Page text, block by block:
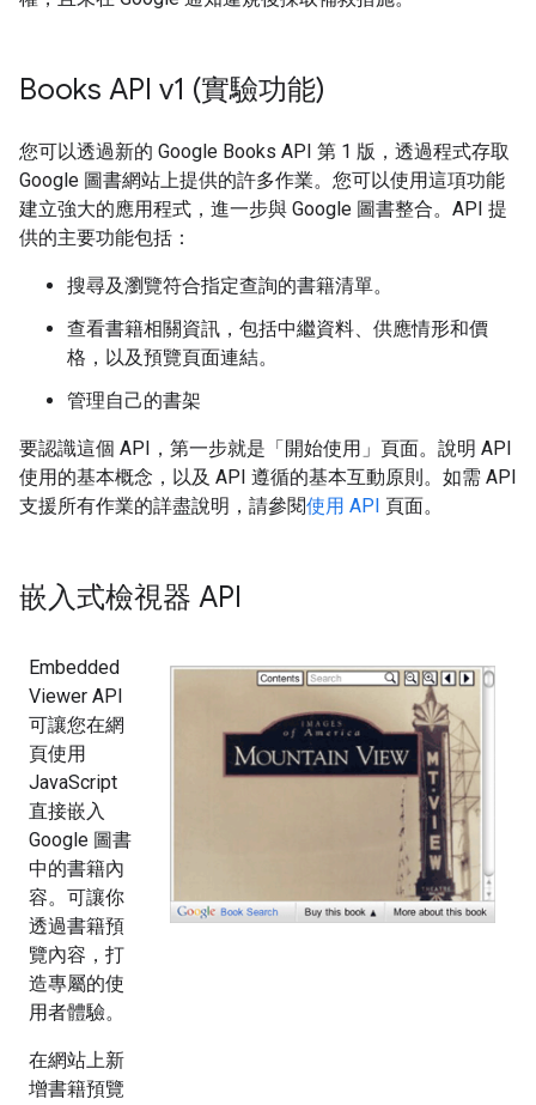
Books API v1 (實驗功能)
您可以透過新的 Google Books API 第 1 版，透過程式存取
Google 圖書網站上提供的許多作業。您可以使用這項功能
建立強大的應用程式，進一步與 Google 圖書整合。API 提
供的主要功能包括：
搜尋及瀏覽符合指定查詢的書籍清單。
查看書籍相關資訊，包括中繼資料、供應情形和價
格，以及預覽頁面連結。
管理自己的書架
要認識這個 API，第一步就是「開始使用」頁面。 說明 API
使用的基本概念，以及 API 遵循的基本互動原則。如需 API
支援所有作業的詳盡說明，請參閱使用 API 頁面。
嵌入式檢視器 API
Embedded
Viewer API
可讓您在網
頁使用
JavaScript
直接嵌入
Google 圖書
中的書籍內
容。可讓你
透過書籍預
覽內容，打
造專屬的使
用者體驗。
在網站上新
增書籍預覽